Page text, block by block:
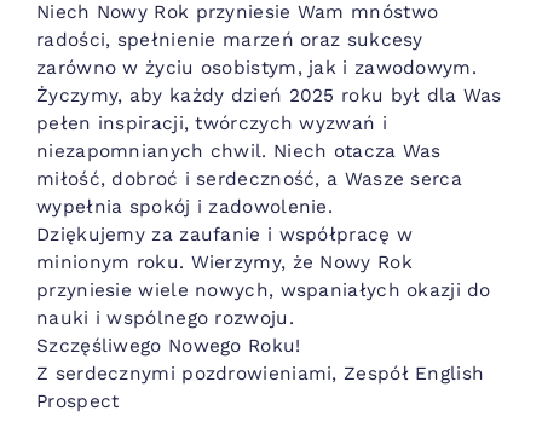
Niech Nowy Rok przyniesie Wam mnóstwo
radości, spełnienie marzeń oraz sukcesy
zarówno w życiu osobistym, jak i zawodowym.
Życzymy, aby każdy dzień 2025 roku był dla Was
pełen inspiracji, twórczych wyzwań i
niezapomnianych chwil. Niech otacza Was
miłość, dobroć i serdeczność, a Wasze serca
wypełnia spokój i zadowolenie.
Dziękujemy za zaufanie i współpracę w
minionym roku. Wierzymy, że Nowy Rok
przyniesie wiele nowych, wspaniałych okazji do
nauki i wspólnego rozwoju.
Szczęśliwego Nowego Roku!
Z serdecznymi pozdrowieniami, Zespół English
Prospect